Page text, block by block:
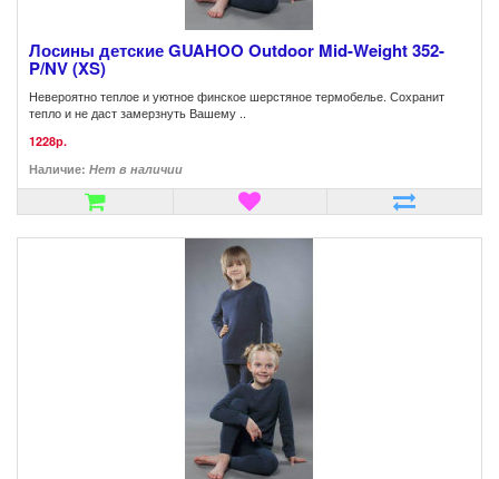
Лосины детские GUAHOO Outdoor Mid-Weight 352-
P/NV (XS)
Невероятно теплое и уютное финское шерстяное термобелье. Сохранит
тепло и не даст замерзнуть Вашему ..
1228р.
Наличие: Нет в наличии